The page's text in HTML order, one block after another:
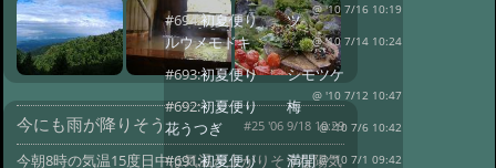
今にも雨が降りそう。 #25 '06 9/18 10:29
今朝8時の気温15度日中は気温が上がりそうな陽気
@ '10 7/16 10:19
#694:初夏便り ツ
ルウメモドキ
@ '10 7/14 10:24
#693:初夏便り シモツケ
@ '10 7/12 10:47
#692:初夏便り 梅
花うつぎ
@ '10 7/6 10:42
#691:初夏便り 満開@ '10 7/1 09:42